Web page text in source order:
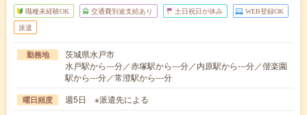
職種未経験OK 交通費別途支給あり 土日祝日が休み WEB登録OK
派遣
勤務地
茨城県水戸市
水戸駅から---分／赤塚駅から---分／内原駅から---分／偕楽園
駅から---分／常澄駅から---分
曜日頻度 週5日 ※派遣先による